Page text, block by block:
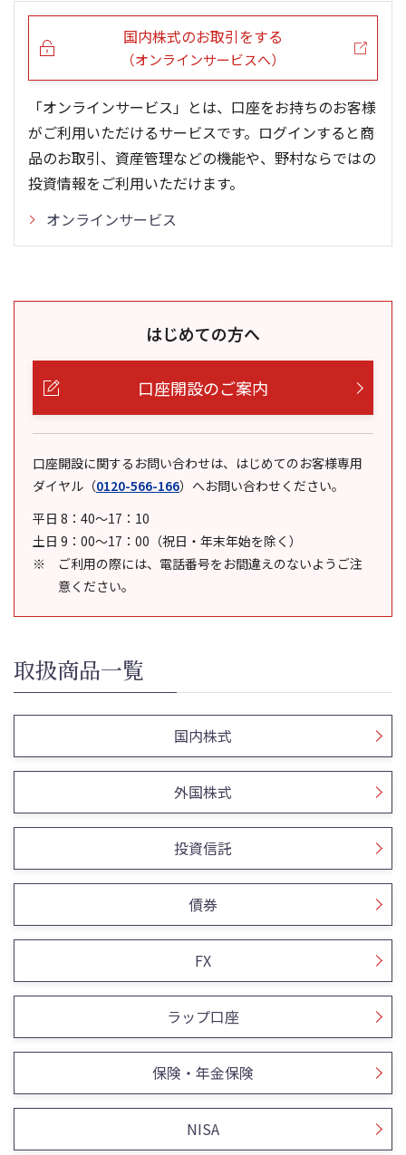
国内株式のお取引をする
（オンラインサービスへ）
「オンラインサービス」とは、口座をお持ちのお客様
がご利用いただけるサービスです。ログインすると商
品のお取引、資産管理などの機能や、野村ならではの
投資情報をご利用いただけます。
オンラインサービス
はじめての方へ
口座開設のご案内
口座開設に関するお問い合わせは、はじめてのお客様専用
ダイヤル （0120-566-166） へお問い合わせください。
平日 8：40～17：10
土日 9：00～17：00（祝日・年末年始を除く）
ご利用の際には、電話番号をお間違えのないようご注
意ください。
取扱商品一覧
国内株式
外国株式
投資信託
債券
FX
ラップ口座
保険・年金保険
NISA